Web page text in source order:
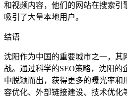
和视频内容，他们的网站在搜索引
吸引了大量本地用户。
结语
沈阳作为中国的重要城市之一，其
战。通过科学的SEO策略，沈阳的
中脱颖而出，获得更多的曝光率和
容优化、外部链接建设、技术优化